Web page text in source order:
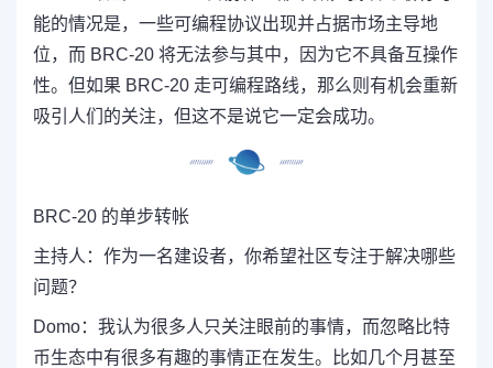
能的情况是，一些可编程协议出现并占据市场主导地
位，而 BRC-20 将无法参与其中，因为它不具备互操作
性。但如果 BRC-20 走可编程路线，那么则有机会重新
吸引人们的关注，但这不是说它一定会成功。
BRC-20 的单步转帐
主持人： 作为一名建设者，你希望社区专注于解决哪些
问题？
Domo： 我认为很多人只关注眼前的事情，而忽略比特
币生态中有很多有趣的事情正在发生。比如 几个月甚至